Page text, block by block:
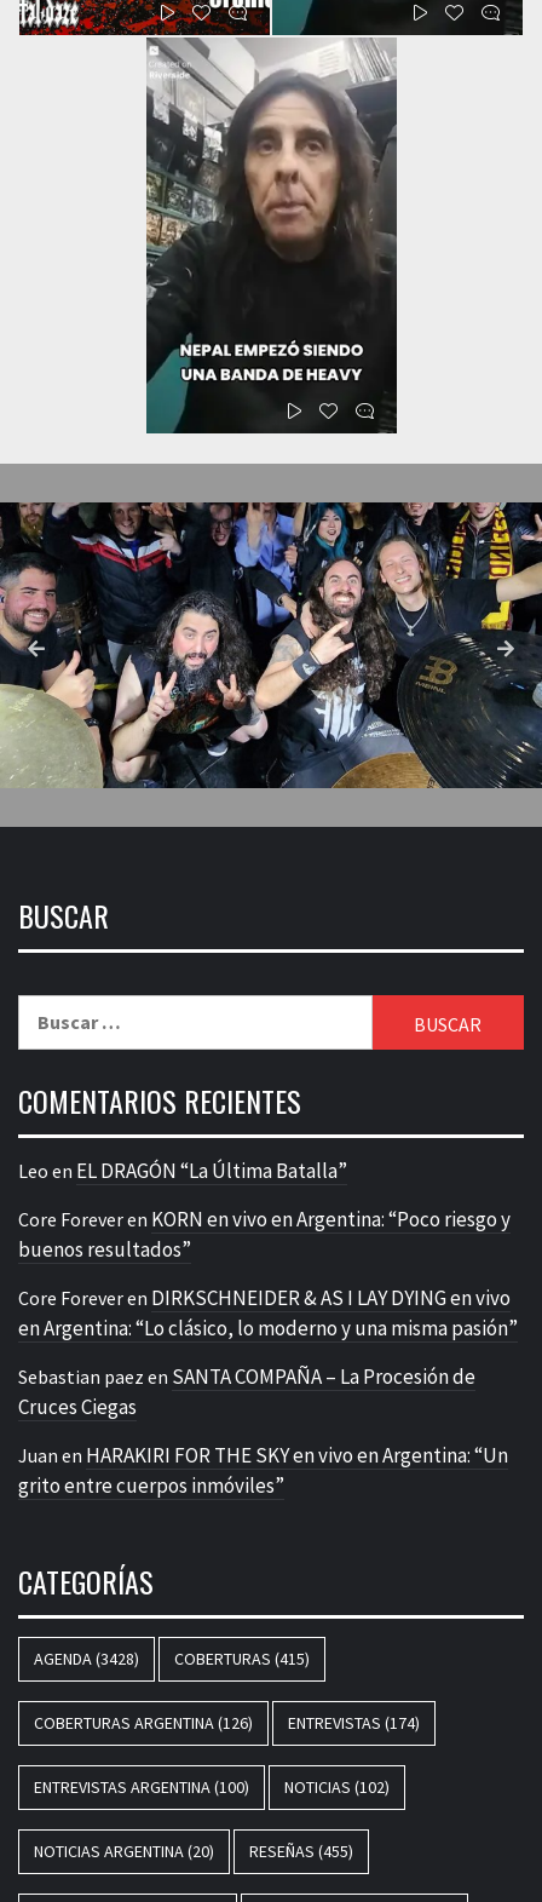
BUSCAR
COMENTARIOS RECIENTES
Leo en EL DRAGÓN “La Última Batalla”
Core Foreveren KORN en vivo en Argentina: “Poco riesgo y
buenos resultados”
Core Foreveren DIRKSCHNEIDER & AS I LAY DYING en vivo
en Argentina: “Lo clásico, lo moderno y una misma pasión”
Sebastian paez en SANTA COMPAÑA – La Procesión de
Cruces Ciegas
Juan en HARAKIRI FOR THE SKY en vivo en Argentina: “Un
grito entre cuerpos inmóviles”
CATEGORÍAS
AGENDA(3428) COBERTURAS (415)
COBERTURAS ARGENTINA(126) ENTREVISTAS (174)
ENTREVISTAS ARGENTINA(100) NOTICIAS (102)
NOTICIAS ARGENTINA(20) RESEÑAS (455)